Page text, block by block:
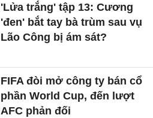
'Lửa trắng' tập 13: Cương
'đen' bắt tay bà trùm sau vụ
Lão Công bị ám sát?
FIFA đòi mở công ty bán cổ
phần World Cup, đến lượt
AFC phản đối